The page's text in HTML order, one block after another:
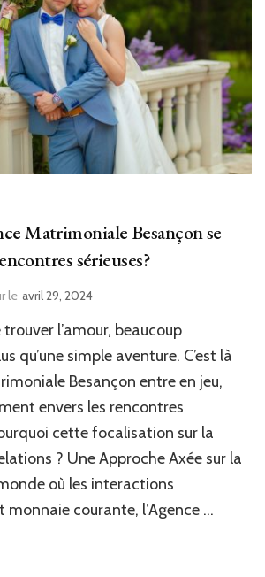
Matrimoniale Besançon se
sérieuses?
le avril 29, 2024
trouver l’amour, beaucoup
qu’une simple aventure. C’est là
Besançon entre en jeu,
envers les rencontres
cette focalisation sur la
? Une Approche Axée sur la
où les interactions
monnaie courante, l’Agence …